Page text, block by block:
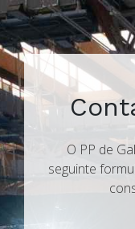
O PP de
seguinte